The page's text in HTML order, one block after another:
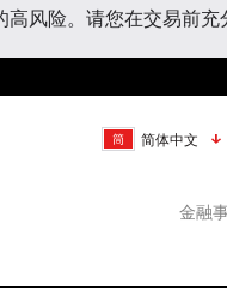
风险。请您在交易前充
简体中文
金融